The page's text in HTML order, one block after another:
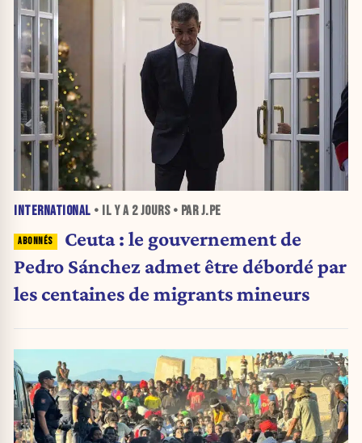
INTERNATIONAL • IL Y A 2 JOURS• PAR J.PE
Ceuta : le gouvernement de
Pedro Sánchez admet être débordé par
les centaines de migrants mineurs